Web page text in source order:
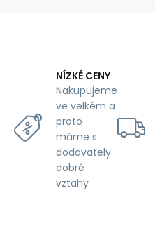
NÍZKÉ CENY
Nakupujeme
ve velkém a
proto
máme s
dodavately
dobré
vztahy